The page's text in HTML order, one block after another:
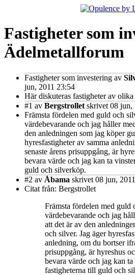
Fastigheter som
Ädelmetallforum
Fastigheter som investering av
jun, 2011 23:54
Här diskuteras fastigheter av
#1 av Bergstrollet skrivet 08 jun,
Främsta fördelen med guld och
värdebevarande och jag håller
den anledningen som jag köper
hyresfastigheter av samma
senaste årens prisuppgång, är
bevara värde och jag kan ta
guld och silverköp.
#2 av Åbama skrivet 08 jun,
Citat från: Bergstrollet
Främsta fördelen med guld
värdebevarande och jag
att det är av den
och silver. Jag äger
anledning, om du bortser
prisuppgång, är hyreshus
bevara värde och jag kan
fastigheterna till guld och